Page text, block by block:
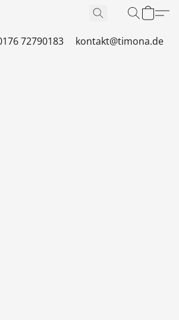
72790183 kontakt@timona.de